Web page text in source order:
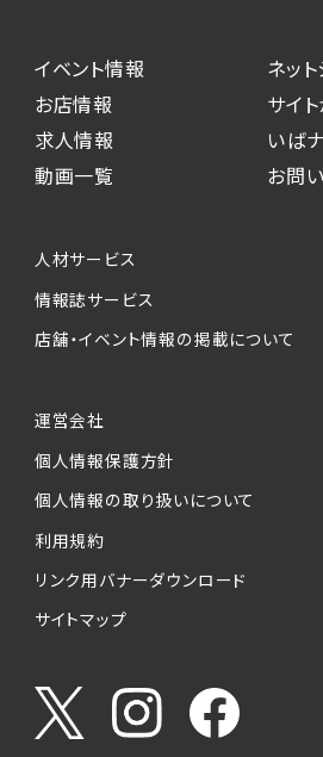
・本サービスを通じて求人広
選考に関する連絡
・本サービスを通じて店舗へ
した際の内容確認、返答
本サービスが収集する個人情
ービスの実施にあたりそれぞ
を入力いただかない場合は、
個人情報の第三者への提供
当社は、以下の提供先に対し
します。
(1)お客様が求人応募フォーム
送信した事業主（広告主）へ
お客様が求職活動・応募等を
うやりとり・情報提供（採否・
ます）
イベント情報
お店情報
求人情報
動画一覧
ネッ
サイ
いば
お問
人材サービス
情報誌サービス
店舗・イベント情報の掲載について
運営会社
個人情報保護方針
個人情報の取り扱いについて
利用規約
リンク用バナーダウンロード
サイトマップ